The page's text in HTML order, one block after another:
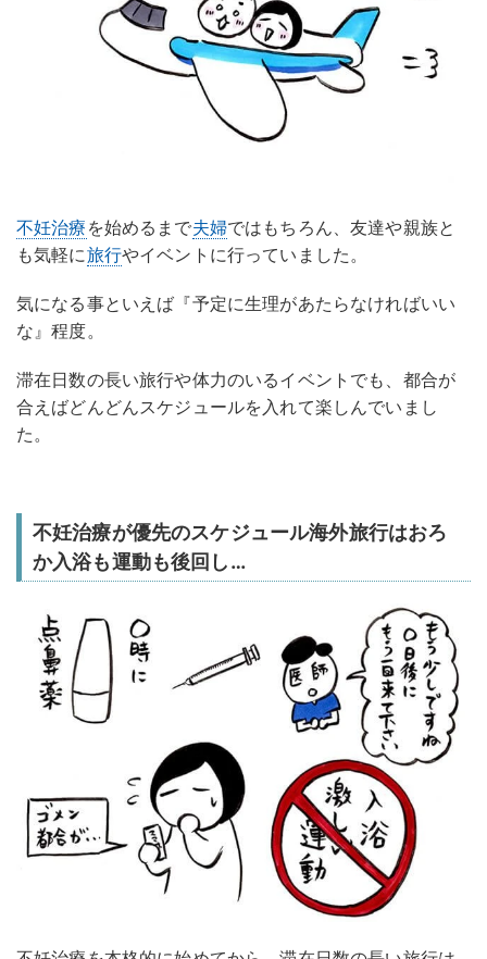
不妊治療 を始めるまで夫婦ではもちろん、友達や親族と
も気軽に旅行やイベントに行っていました。
気になる事といえば『予定に生理があたらなければいい
な』程度。
滞在日数の長い旅行や体力のいるイベントでも、都合が
合えばどんどんスケジュールを入れて楽しんでいまし
た。
不妊治療が優先のスケジュール海外旅行はおろ
か入浴も運動も後回し…